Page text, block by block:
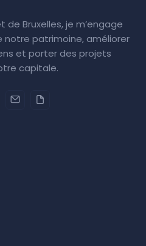
de Bruxelles, je m’engage
notre patrimoine, améliorer
et porter des projets
capitale.